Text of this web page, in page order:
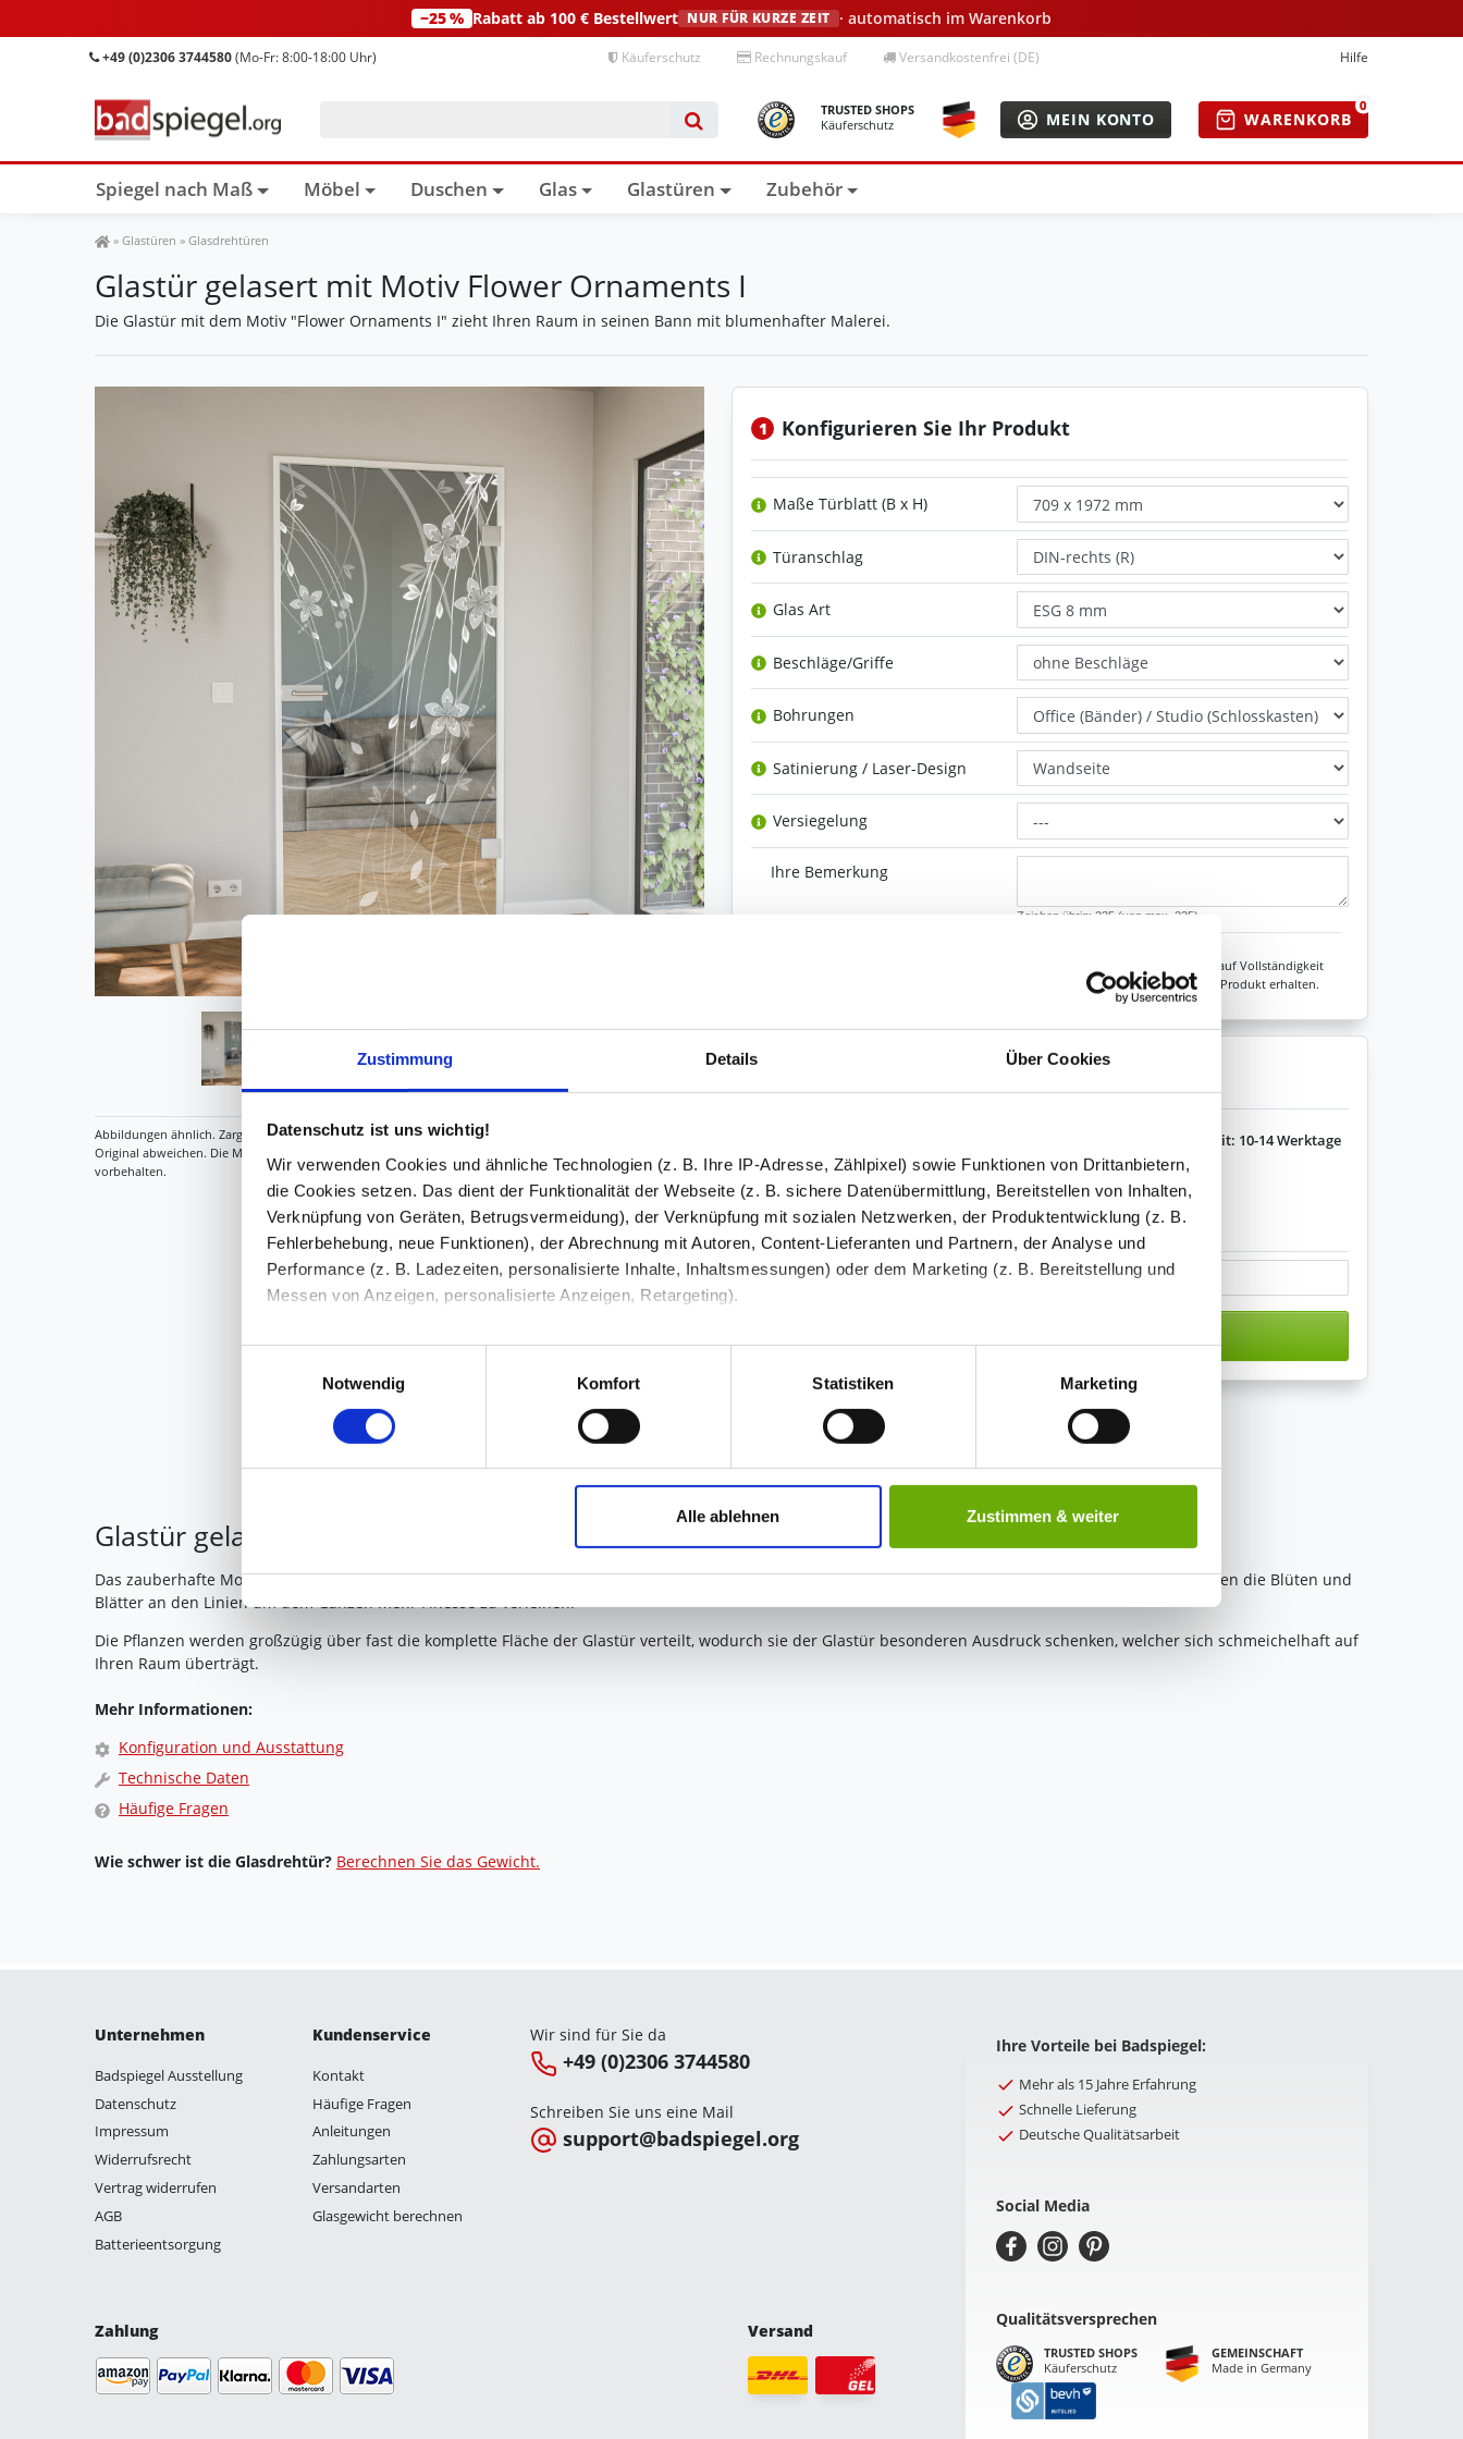
Zustimmung Details Über Cookies
Datenschutz ist uns wichtig!
Wir verwenden Cookies und ähnliche Technologien (z. B. Ihre IP-Adresse, Zählpixel) sowie Funktionen von Drittanbietern,
die Cookies setzen. Das dient der Funktionalität der Webseite (z. B. sichere Datenübermittlung, Bereitstellen von Inhalten,
Verknüpfung von Geräten, Betrugsvermeidung), der Verknüpfung mit sozialen Netzwerken, der Produktentwicklung (z. B.
Fehlerbehebung, neue Funktionen), der Abrechnung mit Autoren, Content-Lieferanten und Partnern, der Analyse und
Performance (z. B. Ladezeiten, personalisierte Inhalte, Inhaltsmessungen) oder dem Marketing (z. B. Bereitstellung und
Messen von Anzeigen, personalisierte Anzeigen, Retargeting).
Die Einzelheiten können Sie unter Datenschutz nachlesen. Über den Link "Cookies" am Seitenende können Sie mehr über
die eingesetzten Technologien und Partner erfahren und die von Ihnen gewünschten Einstellungen vornehmen.
Indem Sie auf den Button "Zustimmen" klicken, willigen Sie in die Verarbeitung Ihrer personenbezogenen Daten zu den
Impressum|Datenschutz
Notwendig
Komfort Statistiken Marketing
Alle ablehnen Zustimmen & weiter
−25 % Rabatt ab 100 € Bestellwert NUR FÜR KURZE ZEIT · automatisch im Warenkorb
+49 (0)2306 3744580(Mo-Fr: 8:00-18:00 Uhr) Käuferschutz Rechnungskauf Versandkostenfrei (DE) Hilfe
TRUSTED SHOPS
Käuferschutz
MEIN KONTO WARENKORB
0
Spiegel nach Maß Möbel Duschen Glas Glastüren Zubehör
Spiegel Shop
» Glastüren » Glasdrehtüren
Glastür gelasert mit Motiv Flower Ornaments I
Die Glastür mit dem Motiv "Flower Ornaments I" zieht Ihren Raum in seinen Bann mit blumenhafter Malerei.
1 Konfigurieren Sie Ihr Produkt
Maße Türblatt (B x H)
Türanschlag
Glas Art
Beschläge/Griffe
Bohrungen
Satinierung / Laser-Design
Versiegelung
Ihre Bemerkung
Zeichen übrig: 235 (von max. 235)
Unsere Experten prüfen jede Konfiguration auf Vollständigkeit
und Kompatibilität. So können Sie sich sicher sein, dass Sie immer ein fehlerfreies Produkt erhalten.
413,58 €
372,22 €
Preis inkl. MwSt zzgl. Versandkosten
Abhängig vom
Lieferland kann der Preis variieren.
Lieferzeit: 10-14 Werktage
Anzahl / Menge
Glastür gelasert mit Motiv Flower Ornaments I
Das zauberhafte Motiv dieser Glastür wird mit mehreren filigranen Linien versehen, die sich elegant über die Fläche winden. Schön und schmuckvoll wirken die Blüten und
Blätter an den Linien um dem Ganzen mehr Finesse zu verleihen.
Die Pflanzen werden großzügig über fast die komplette Fläche der Glastür verteilt, wodurch sie der Glastür besonderen Ausdruck schenken, welcher sich schmeichelhaft auf
Ihren Raum überträgt.
Mehr Informationen:
Konfiguration und Ausstattung
Technische Daten
Häufige Fragen
Wie schwer ist die Glasdrehtür? Berechnen Sie das Gewicht.
Unternehmen
Badspiegel Ausstellung
Datenschutz
Impressum
Widerrufsrecht
Vertrag widerrufen
AGB
Batterieentsorgung
Kundenservice
Kontakt
Häufige Fragen
Anleitungen
Zahlungsarten
Versandarten
Glasgewicht berechnen
Wir sind für Sie da
+49 (0)2306 3744580
Schreiben Sie uns eine Mail
support@badspiegel.org
Zahlung Versand
Ihre Vorteile bei Badspiegel:
Mehr als 15 Jahre Erfahrung
Schnelle Lieferung
Deutsche Qualitätsarbeit
Social Media
Qualitätsversprechen
TRUSTED SHOPS
Käuferschutz
GEMEINSCHAFT
Made in Germany